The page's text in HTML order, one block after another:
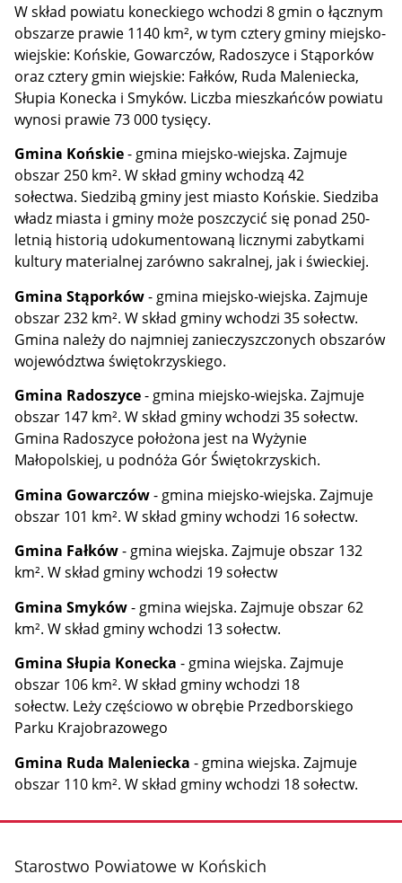
W skład powiatu koneckiego wchodzi 8 gmin o łącznym
obszarze prawie 1140 km², w tym cztery gminy miejsko-
wiejskie: Końskie, Gowarczów, Radoszyce i Stąporków
oraz cztery gmin wiejskie: Fałków, Ruda Maleniecka,
Słupia Konecka i Smyków. Liczba mieszkańców powiatu
wynosi prawie 73 000 tysięcy.
Gmina Końskie- gmina miejsko-wiejska. Zajmuje
obszar 250 km². W skład gminy wchodzą 42
sołectwa. Siedzibą gminy jest miasto Końskie. Siedziba
władz miasta i gminy może poszczycić się ponad 250-
letnią historią udokumentowaną licznymi zabytkami
kultury materialnej zarówno sakralnej, jak i świeckiej.
Gmina Stąporków- gmina miejsko-wiejska. Zajmuje
obszar 232 km². W skład gminy wchodzi 35 sołectw.
Gmina należy do najmniej zanieczyszczonych obszarów
województwa świętokrzyskiego.
Gmina Radoszyce- gmina miejsko-wiejska. Zajmuje
obszar 147 km². W skład gminy wchodzi 35 sołectw.
Gmina Radoszyce położona jest na Wyżynie
Małopolskiej, u podnóża Gór Świętokrzyskich.
Gmina Gowarczów- gmina miejsko-wiejska. Zajmuje
obszar 101 km². W skład gminy wchodzi 16 sołectw.
Gmina Fałków- gmina wiejska. Zajmuje obszar 132
km². W skład gminy wchodzi 19 sołectw
Gmina Smyków- gmina wiejska. Zajmuje obszar 62
km². W skład gminy wchodzi 13 sołectw.
Gmina Słupia Konecka - gmina wiejska. Zajmuje
obszar 106 km². W skład gminy wchodzi 18
sołectw. Leży częściowo w obrębie Przedborskiego
Parku Krajobrazowego
Gmina Ruda Maleniecka - gmina wiejska. Zajmuje
obszar 110 km². W skład gminy wchodzi 18 sołectw.
stopka
Starostwo Powiatowe w Końskich